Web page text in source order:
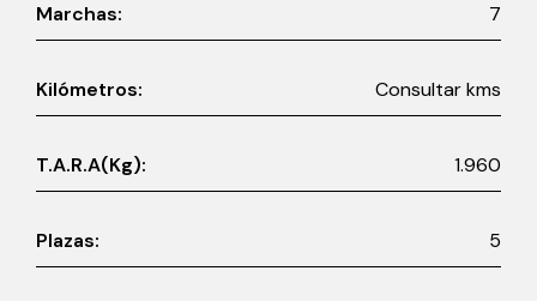
Marchas: 7
Kilómetros: Consultar kms
T.A.R.A(Kg): 1.960
Plazas: 5